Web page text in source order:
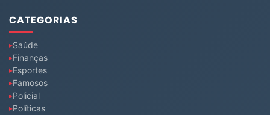
CATEGORIAS
Saúde
Finanças
Esportes
Famosos
Policial
Políticas